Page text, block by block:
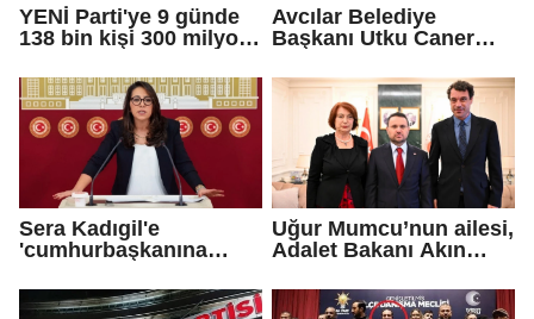
YENİ Parti'ye 9 günde
138 bin kişi 300 milyon
Avcılar Belediye
Başkanı Utku Caner
kararı
Sera Kadıgil'e
'cumhurbaşkanına
soruşturması
Uğur Mumcu’nun ailesi,
Adalet Bakanı Akın